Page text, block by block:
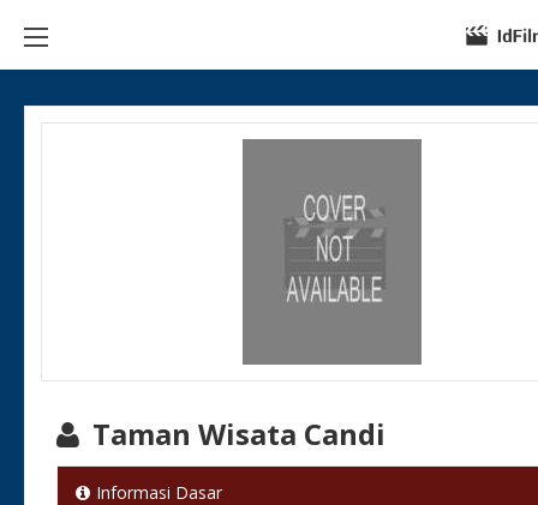
Taman Wisata Candi
Informasi Dasar